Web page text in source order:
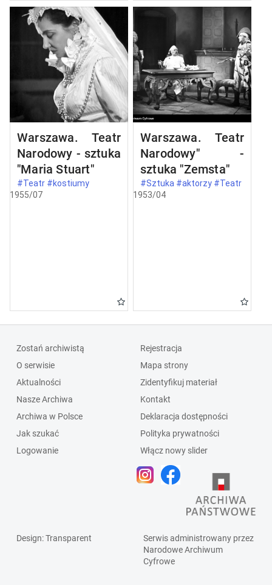
Warszawa. Teatr
Narodowy - sztuka
"Maria Stuart"
#Teatr #kostiumy
1955/07
Warszawa. Teatr
Narodowy" -
sztuka "Zemsta"
#Sztuka #aktorzy #Teatr
1953/04
Zostań archiwistą
O serwisie
Aktualności
Nasze Archiwa
Archiwa w Polsce
Jak szukać
Logowanie
Rejestracja
Mapa strony
Zidentyfikuj materiał
Kontakt
Deklaracja dostępności
Polityka prywatności
Włącz nowy slider
Design: Transparent
Serwis administrowany przez
Narodowe Archiwum
Cyfrowe